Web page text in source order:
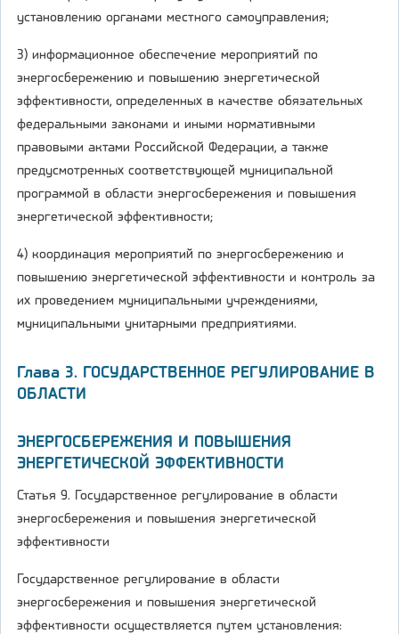
установлению органами местного самоуправления;
3) информационное обеспечение мероприятий по
энергосбережению и повышению энергетической
эффективности, определенных в качестве обязательных
федеральными законами и иными нормативными
правовыми актами Российской Федерации, а также
предусмотренных соответствующей муниципальной
программой в области энергосбережения и повышения
энергетической эффективности;
4) координация мероприятий по энергосбережению и
повышению энергетической эффективности и контроль за
их проведением муниципальными учреждениями,
муниципальными унитарными предприятиями.
Глава 3. ГОСУДАРСТВЕННОЕ РЕГУЛИРОВАНИЕ В
ОБЛАСТИ
ЭНЕРГОСБЕРЕЖЕНИЯ И ПОВЫШЕНИЯ
ЭНЕРГЕТИЧЕСКОЙ ЭФФЕКТИВНОСТИ
Статья 9. Государственное регулирование в области
энергосбережения и повышения энергетической
эффективности
Государственное регулирование в области
энергосбережения и повышения энергетической
эффективности осуществляется путем установления: